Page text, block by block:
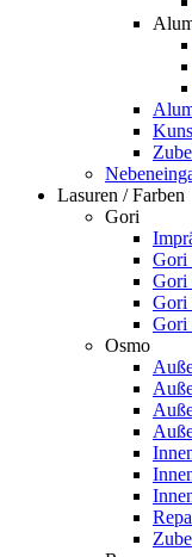
Lasuren / Farben
Gori
Gori
Gori
Gori
Gori
Osmo